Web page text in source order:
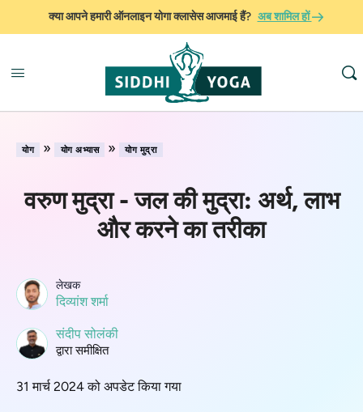
क्या आपने हमारी ऑनलाइन योगा क्लासेस आजमाई हैं? अब शामिल हों
योग » योग अभ्यास » योग मुद्रा
वरुण मुद्रा - जल की मुद्रा: अर्थ, लाभ
और करने का तरीका
लेखक
दिव्यांश शर्मा
संदीप सोलंकी
द्वारा समीक्षित
31 मार्च 2024 को अपडेट किया गया